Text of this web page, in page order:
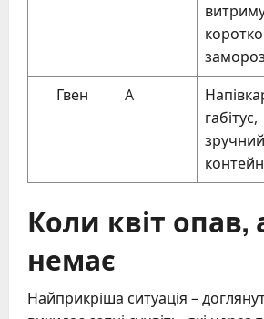
Гвен A
габітус,
Коли квіт опав,
немає
Найприкріша ситуація –